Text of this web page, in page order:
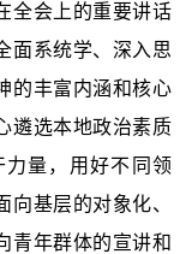
全会上的重要讲话
面系统学、深入思
的丰富内涵和核心
遴选本地政治素质
量，用好不同领
基层的对象化、
青年群体的宣讲和